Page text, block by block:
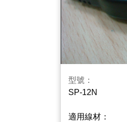
型號：
SP-12N
適用線材：